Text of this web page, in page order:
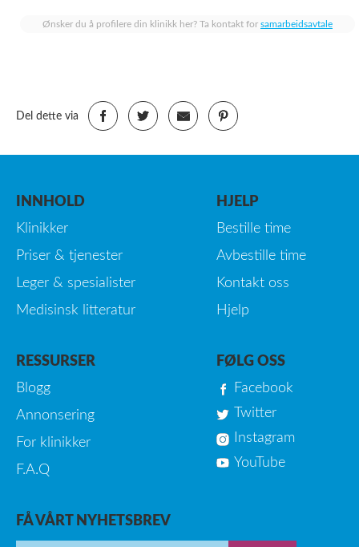
Ønsker du å profilere din klinikk her? Ta kontakt for samarbeidsavtale
Del dette via
INNHOLD
Klinikker
Priser & tjenester
Leger & spesialister
Medisinsk litteratur
HJELP
Bestille time
Avbestille time
Kontakt oss
Hjelp
RESSURSER
Blogg
Annonsering
For klinikker
F.A.Q
FØLG OSS
Facebook
Twitter
Instagram
YouTube
FÅ VÅRT NYHETSBREV